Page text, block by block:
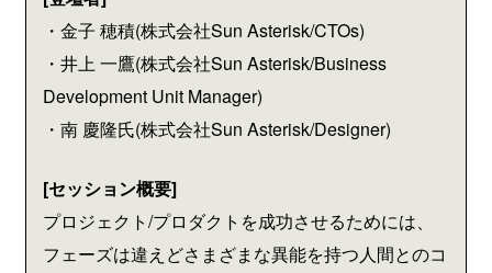
・金子 穂積(株式会社Sun Asterisk/CTOs)
・井上 一鷹(株式会社Sun Asterisk/Business
Development Unit Manager)
・南 慶隆氏(株式会社Sun Asterisk/Designer)
[セッション概要]
プロジェクト/プロダクトを成功させるためには、
フェーズは違えどさまざまな異能を持つ人間とのコ